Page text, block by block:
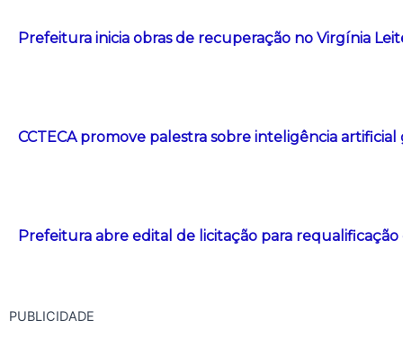
Prefeitura inicia obras de recuperação no Virgínia
CCTECA promove palestra sobre inteligência
Prefeitura abre edital de licitação para
PUBLICIDADE